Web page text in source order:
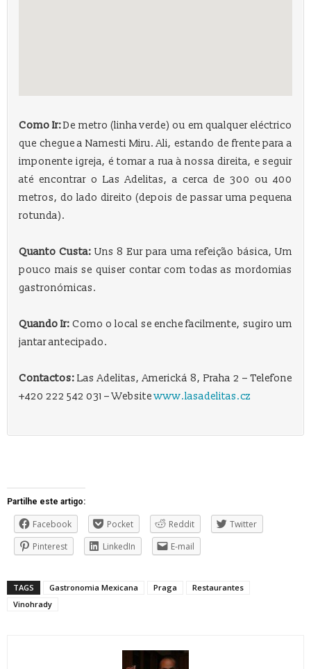
Como Ir:De metro (linha verde) ou em qualquer eléctrico
que chegue a Namesti Miru. Ali, estando de frente para a
imponente igreja, é tomar a rua à nossa direita, e seguir
até encontrar o Las Adelitas, a cerca de 300 ou 400
metros, do lado direito (depois de passar uma pequena
rotunda).
Quanto Custa: Uns 8 Eur para uma refeição básica, Um
pouco mais se quiser contar com todas as mordomias
gastronómicas.
Quando Ir: Como o local se enche facilmente, sugiro um
jantar antecipado.
Contactos: Las Adelitas, Americká 8, Praha 2 – Telefone
+420 222 542 031 – Websitewww.lasadelitas.cz
Partilhe este artigo:
Facebook Pocket Reddit
Twitter
Pinterest
LinkedIn E-mail
TAGS Gastronomia Mexicana Praga
Restaurantes
Vinohrady